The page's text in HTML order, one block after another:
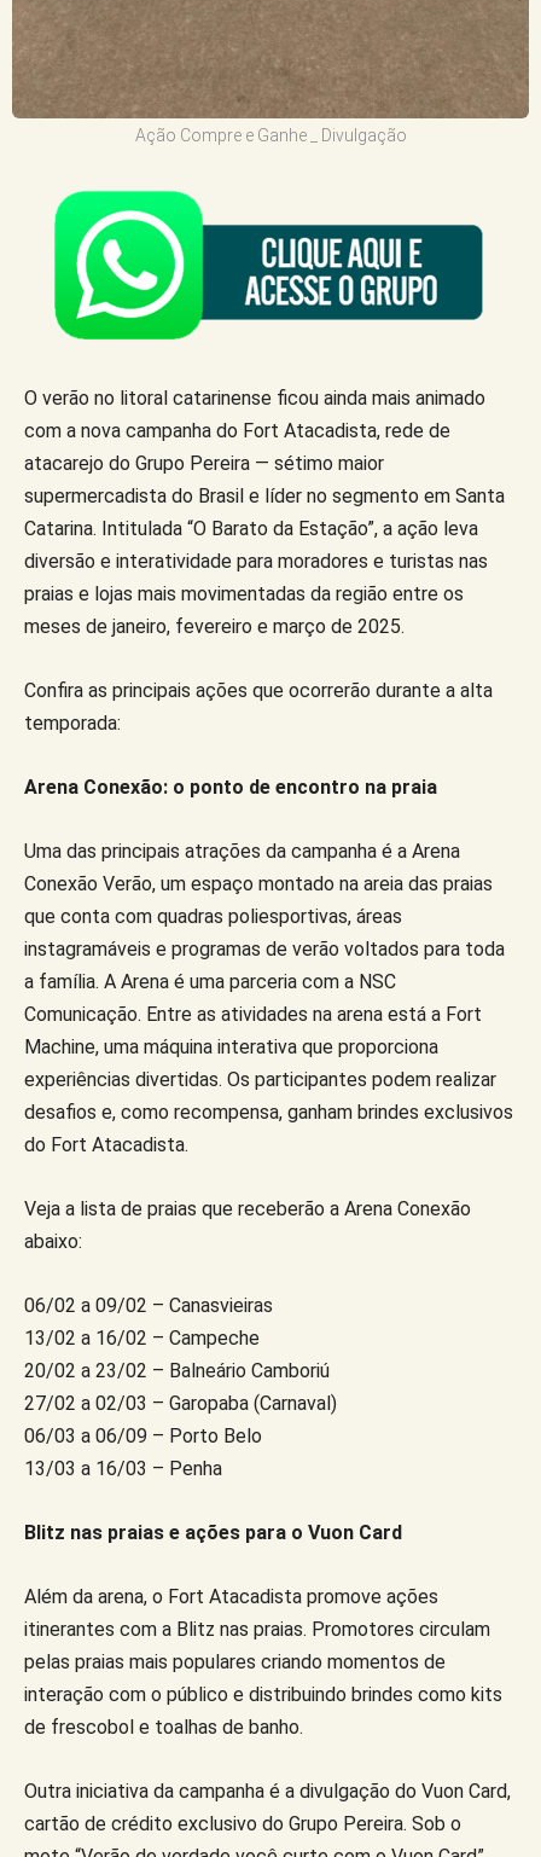
Ação Compre e Ganhe _ Divulgação
O verão no litoral catarinense ficou ainda mais animado
com a nova campanha do Fort Atacadista, rede de
atacarejo do Grupo Pereira — sétimo maior
supermercadista do Brasil e líder no segmento em Santa
Catarina. Intitulada “O Barato da Estação”, a ação leva
diversão e interatividade para moradores e turistas nas
praias e lojas mais movimentadas da região entre os
meses de janeiro, fevereiro e março de 2025.
Confira as principais ações que ocorrerão durante a alta
temporada:
Arena Conexão: o ponto de encontro na praia
Uma das principais atrações da campanha é a Arena
Conexão Verão, um espaço montado na areia das praias
que conta com quadras poliesportivas, áreas
instagramáveis e programas de verão voltados para toda
a família. A Arena é uma parceria com a NSC
Comunicação. Entre as atividades na arena está a Fort
Machine, uma máquina interativa que proporciona
experiências divertidas. Os participantes podem realizar
desafios e, como recompensa, ganham brindes exclusivos
do Fort Atacadista.
Veja a lista de praias que receberão a Arena Conexão
abaixo:
06/02 a 09/02 – Canasvieiras
13/02 a 16/02 – Campeche
20/02 a 23/02 – Balneário Camboriú
27/02 a 02/03 – Garopaba (Carnaval)
06/03 a 06/09 – Porto Belo
13/03 a 16/03 – Penha
Blitz nas praias e ações para o Vuon Card
Além da arena, o Fort Atacadista promove ações
itinerantes com a Blitz nas praias. Promotores circulam
pelas praias mais populares criando momentos de
interação com o público e distribuindo brindes como kits
de frescobol e toalhas de banho.
Outra iniciativa da campanha é a divulgação do Vuon Card,
cartão de crédito exclusivo do Grupo Pereira. Sob o